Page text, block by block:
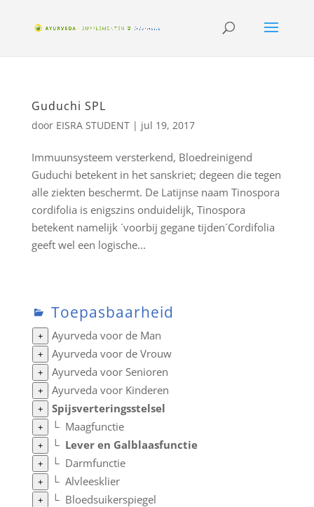
Guduchi SPL
door EISRA STUDENT| jul 19, 2017
Immuunsysteem versterkend, Bloedreinigend
Guduchi betekent in het sanskriet; degeen die tegen
alle ziekten beschermt. De Latijnse naam Tinospora
cordifolia is enigszins onduidelijk, Tinospora
betekent namelijk ´voorbij gegane tijden´Cordifolia
geeft wel een logische...
Toepasbaarheid
+ Ayurveda voor de Man
+ Ayurveda voor de Vrouw
+ Ayurveda voor Senioren
+ Ayurveda voor Kinderen
+ Spijsverteringsstelsel
+ └ Maagfunctie
+ └ Lever en Galblaasfunctie
+ └ Darmfunctie
+ └ Alvleesklier
+ └ Bloedsuikerspiegel